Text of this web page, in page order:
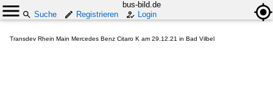
bus-bild.de
Suche
Registrieren Login
Transdev Rhein Main Mercedes Benz Citaro K am 29.12.21 in Bad Vilbel